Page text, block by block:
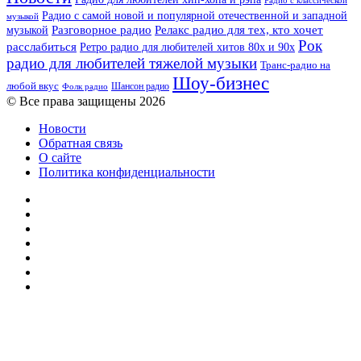
музыкой Радио с самой новой и популярной отечественной и западной
музыкой Разговорное радио Релакс радио для тех, кто хочет
расслабиться Ретро радио для любителей хитов 80х и 90х Рок
радио для любителей тяжелой музыки Транс-радио на
любой вкус Фолк радио Шансон радио Шоу-бизнес
© Все права защищены 2026
Новости
Обратная связь
О сайте
Политика конфиденциальности